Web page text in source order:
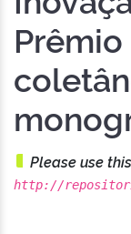
Please use
http://